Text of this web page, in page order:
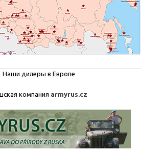
Наши дилеры в Европе
компания armyrus.cz